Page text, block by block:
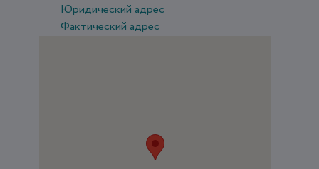
Юридический адрес
Фактический адрес